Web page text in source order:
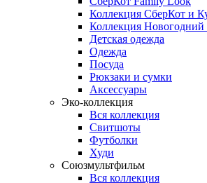
Коллекция СберКот и
Коллекция Новогодний
Детская одежда
Одежда
Посуда
Рюкзаки и сумки
Аксессуары
Эко-коллекция
Вся коллекция
Свитшоты
Футболки
Худи
Союзмультфильм
Вся коллекция